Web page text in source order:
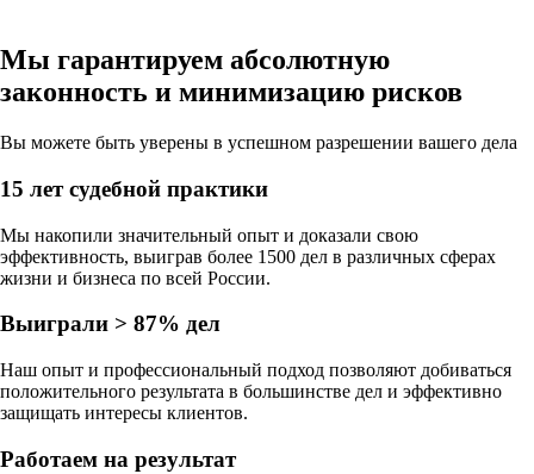
Мы гарантируем абсолютную
законность и минимизацию рисков
Вы можете быть уверены в успешном разрешении вашего дела
15 лет судебной практики
Мы накопили значительный опыт и доказали свою
эффективность, выиграв более 1500 дел в различных сферах
жизни и бизнеса по всей России.
Выиграли > 87% дел
Наш опыт и профессиональный подход позволяют добиваться
положительного результата в большинстве дел и эффективно
защищать интересы клиентов.
Работаем на результат